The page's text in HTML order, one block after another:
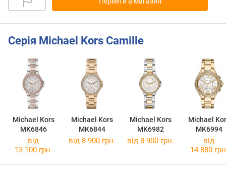
Серія Michael Kors Camille
Michael Kors
MK6846
Michael Kors
MK6844
Michael Kors
MK6982
Michael
MK6994
від
13 100 грн.
від 8 900 грн. від 8 900 грн.
від
14 880